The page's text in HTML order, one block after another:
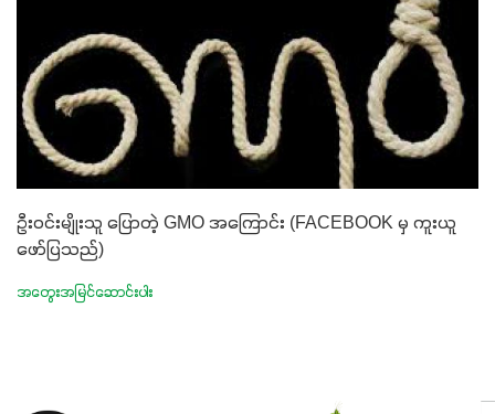
ဦးဝင်းမျိုးသူ ပြောတဲ့ GMO အကြောင်း (FACEBOOK မှ ကူးယူ
ဖော်ပြသည်)
အတွေးအမြင်ဆောင်းပါး